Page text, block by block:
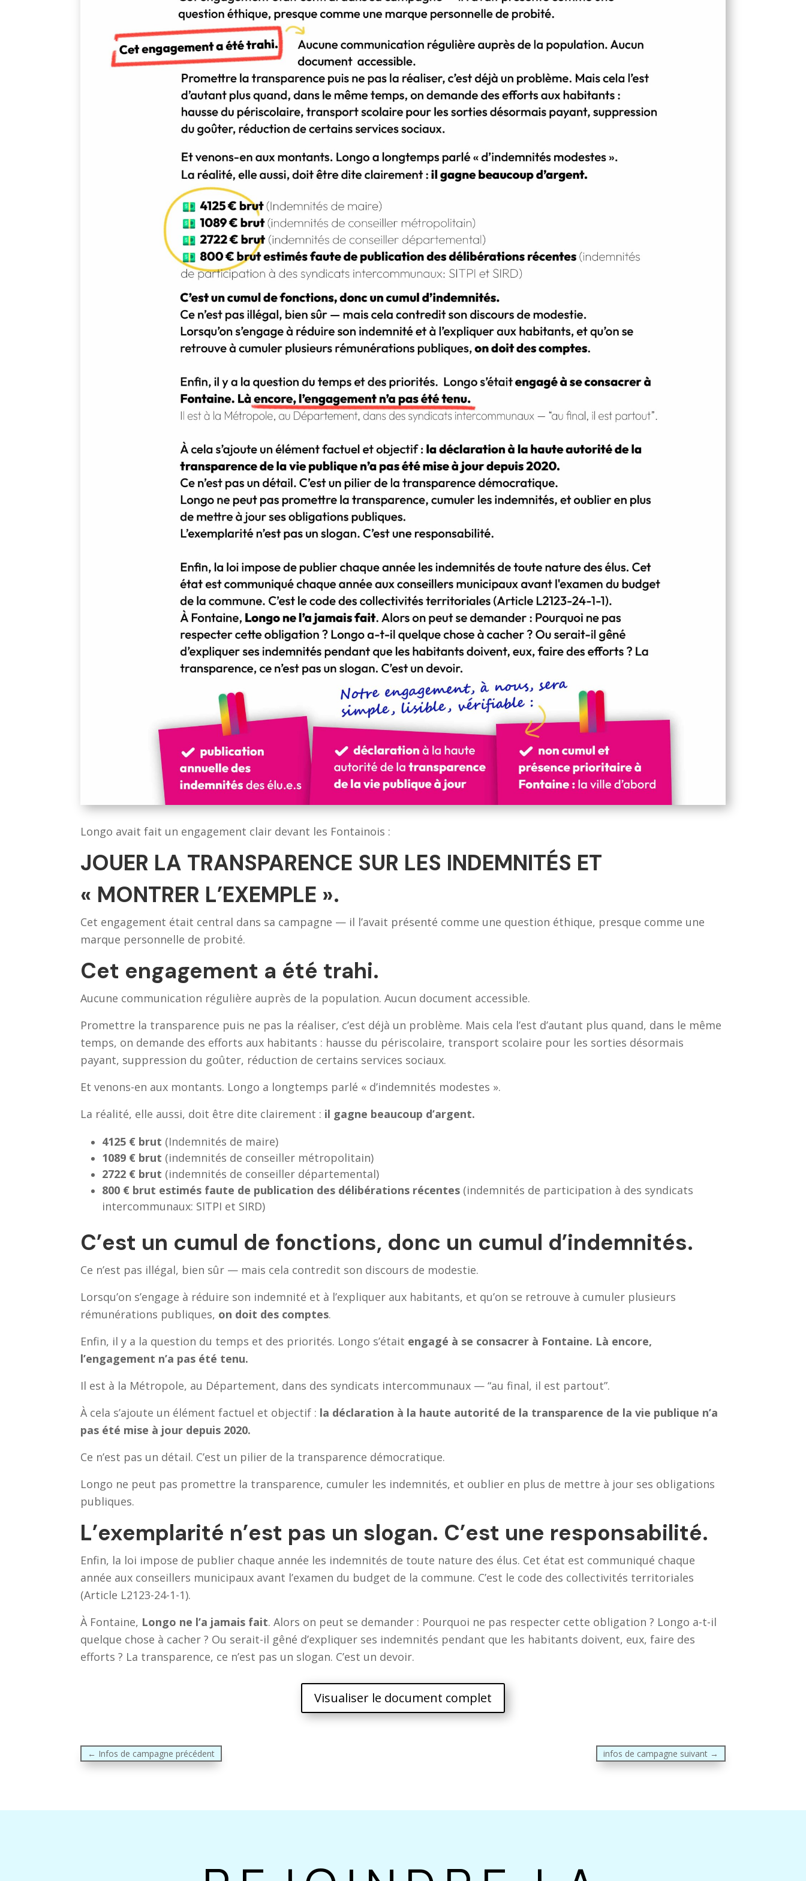
Longo avait fait un engagement clair devant les Fontainois :
JOUER LA TRANSPARENCE SUR LES INDEMNITÉS ET
« MONTRER L’EXEMPLE ».
Cet engagement était central dans sa campagne — il l’avait présenté comme une question éthique, presque comme une
marque personnelle de probité.
Cet engagement a été trahi.
Aucune communication régulière auprès de la population. Aucun document accessible.
Promettre la transparence puis ne pas la réaliser, c’est déjà un problème. Mais cela l’est d’autant plus quand, dans le même
temps, on demande des efforts aux habitants : hausse du périscolaire, transport scolaire pour les sorties désormais
payant, suppression du goûter, réduction de certains services sociaux.
Et venons-en aux montants. Longo a longtemps parlé « d’indemnités modestes ».
La réalité, elle aussi, doit être dite clairement : il gagne beaucoup d’argent.
4125 € brut (Indemnités de maire)
1089 € brut (indemnités de conseiller métropolitain)
2722 € brut (indemnités de conseiller départemental)
800 € brut estimés faute de publication des délibérations récentes (indemnités de participation à des syndicats
intercommunaux: SITPI et SIRD)
C’est un cumul de fonctions, donc un cumul d’indemnités.
Ce n’est pas illégal, bien sûr — mais cela contredit son discours de modestie.
Lorsqu’on s’engage à réduire son indemnité et à l’expliquer aux habitants, et qu’on se retrouve à cumuler plusieurs
rémunérations publiques, on doit des comptes.
Enfin, il y a la question du temps et des priorités. Longo s’était engagé à se consacrer à Fontaine. Là encore,
l’engagement n’a pas été tenu.
Il est à la Métropole, au Département, dans des syndicats intercommunaux — “au final, il est partout”.
À cela s’ajoute un élément factuel et objectif : la déclaration à la haute autorité de la transparence de la vie publique n’a
pas été mise à jour depuis 2020.
Ce n’est pas un détail. C’est un pilier de la transparence démocratique.
Longo ne peut pas promettre la transparence, cumuler les indemnités, et oublier en plus de mettre à jour ses obligations
publiques.
L’exemplarité n’est pas un slogan. C’est une responsabilité.
Enfin, la loi impose de publier chaque année les indemnités de toute nature des élus. Cet état est communiqué chaque
année aux conseillers municipaux avant l’examen du budget de la commune. C’est le code des collectivités territoriales
(Article L2123-24-1-1).
À Fontaine, Longo ne l’a jamais fait. Alors on peut se demander : Pourquoi ne pas respecter cette obligation ? Longo a-t-il
quelque chose à cacher ? Ou serait-il gêné d’expliquer ses indemnités pendant que les habitants doivent, eux, faire des
efforts ? La transparence, ce n’est pas un slogan. C’est un devoir.
Visualiser le document complet
← Infos de campagne précédent infos de campagne suivant→